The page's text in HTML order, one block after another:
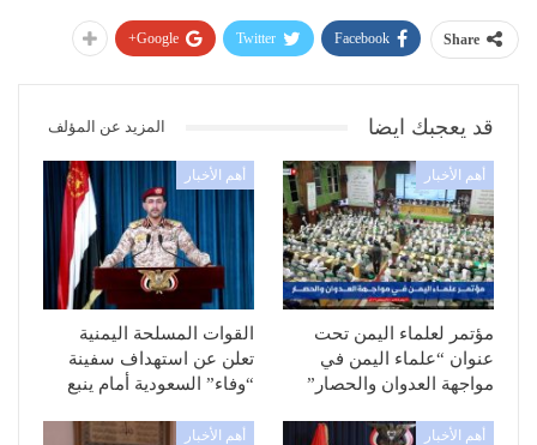
Share
Facebook
Twitter
Google+
قد يعجبك ايضا المزيد عن المؤلف
أهم الأخبار
مؤتمر لعلماء اليمن تحت
عنوان “علماء اليمن في
مواجهة العدوان والحصار”
أهم الأخبار
القوات المسلحة اليمنية
تعلن عن استهداف سفينة
“وفاء” السعودية أمام ينبع
أهم الأخبار أهم الأخبار